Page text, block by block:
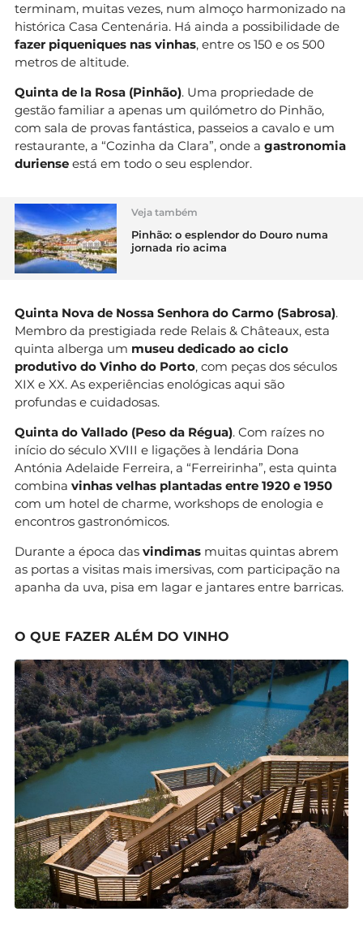
terminam, muitas vezes, num almoço harmonizado na
histórica Casa Centenária. Há ainda a possibilidade de
fazer piqueniques nas vinhas, entre os 150 e os 500
metros de altitude.
Quinta de la Rosa (Pinhão). Uma propriedade de
gestão familiar a apenas um quilómetro do Pinhão,
com sala de provas fantástica, passeios a cavalo e um
restaurante, a “Cozinha da Clara”, onde a gastronomia
duriense está em todo o seu esplendor.
Veja também
Pinhão: o esplendor do Douro numa
jornada rio acima
Quinta Nova de Nossa Senhora do Carmo (Sabrosa).
Membro da prestigiada rede Relais & Châteaux, esta
quinta alberga um museu dedicado ao ciclo
produtivo do Vinho do Porto, com peças dos séculos
XIX e XX. As experiências enológicas aqui são
profundas e cuidadosas.
Quinta do Vallado (Peso da Régua). Com raízes no
início do século XVIII e ligações à lendária Dona
Antónia Adelaide Ferreira, a “Ferreirinha”, esta quinta
combina vinhas velhas plantadas entre 1920 e 1950
com um hotel de charme, workshops de enologia e
encontros gastronómicos.
Durante a época das vindimas muitas quintas abrem
as portas a visitas mais imersivas, com participação na
apanha da uva, pisa em lagar e jantares entre barricas.
O QUE FAZER ALÉM DO VINHO